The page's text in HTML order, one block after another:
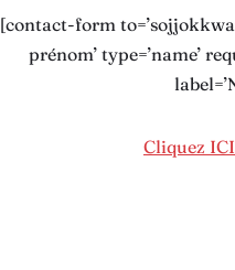
[contact-form
prénom’ type=’name’
Cliquez